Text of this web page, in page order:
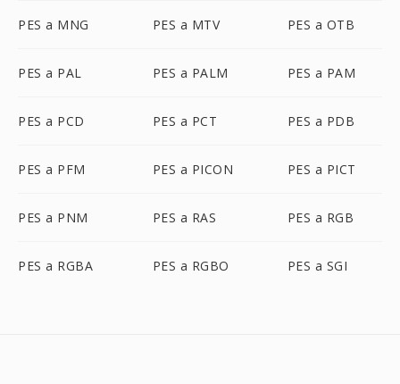
PES a MNG PES a MTV PES a OTB
PES a PAL PES a PALM PES a PAM
PES a PCD PES a PCT PES a PDB
PES a PFM PES a PICON PES a PICT
PES a PNM PES a RAS PES a RGB
PES a RGBA PES a RGBO PES a SGI